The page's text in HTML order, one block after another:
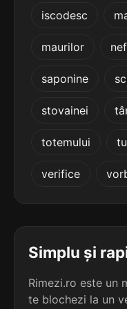
descendenței
neeficienței
iscodesc
maurilor
saponine
stovainei
totemului
verifice
Simplu și
Rimezi.ro este un
te blochezi la un